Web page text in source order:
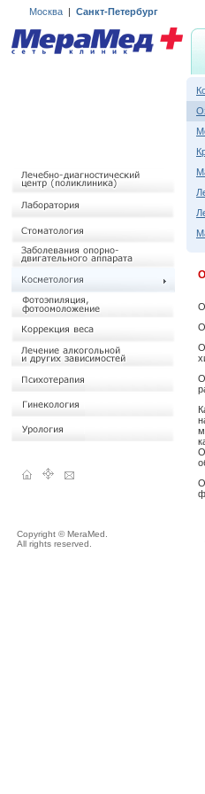
Москва| Санкт-Петербург
Copyright © MeraMed.
All rights reserved.